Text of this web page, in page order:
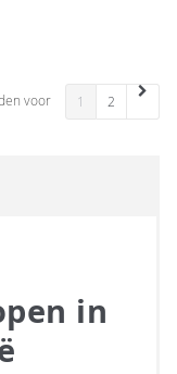
voor
1 2
in